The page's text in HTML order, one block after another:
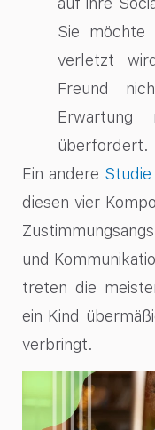
Sie möchte
verletzt
Freund
überfordert.
Ein andere Studie
diesen vier
und
treten die
ein Kind
verbringt.